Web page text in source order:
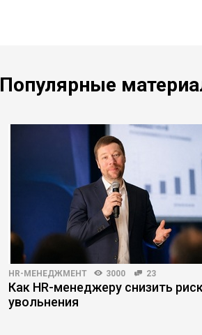
Популярные
HR-МЕНЕДЖМЕНТ 3000 23
Как HR-менеджеру снизить
увольнения